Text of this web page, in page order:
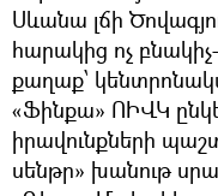
Սևանա լճի
հարակից ոչ
քաղաք՝
«Ֆինքա» ՈԻՎԿ
իրավունքների
սենթր» խանութ